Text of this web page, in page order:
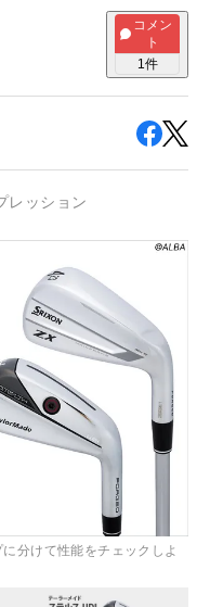
コメン
ト
1件
レッション
分けて性能をチェックしよ